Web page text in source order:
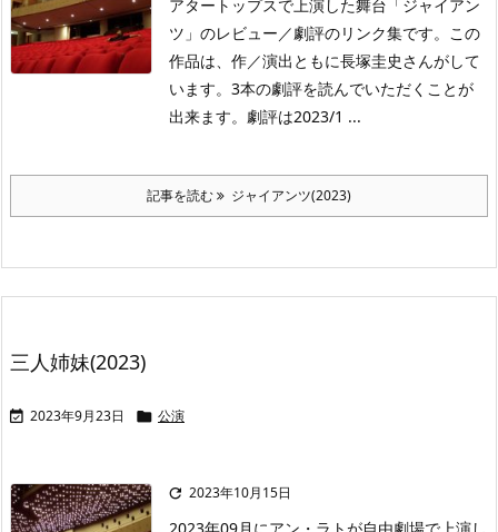
アタートップスで上演した舞台「ジャイアン
ツ」のレビュー／劇評のリンク集です。この
作品は、作／演出ともに長塚圭史さんがして
います。3本の劇評を読んでいただくことが
出来ます。劇評は2023/1 ...
記事を読む ジャイアンツ(2023)
三人姉妹(2023)
 2023年9月23日  公演
 2023年10月15日